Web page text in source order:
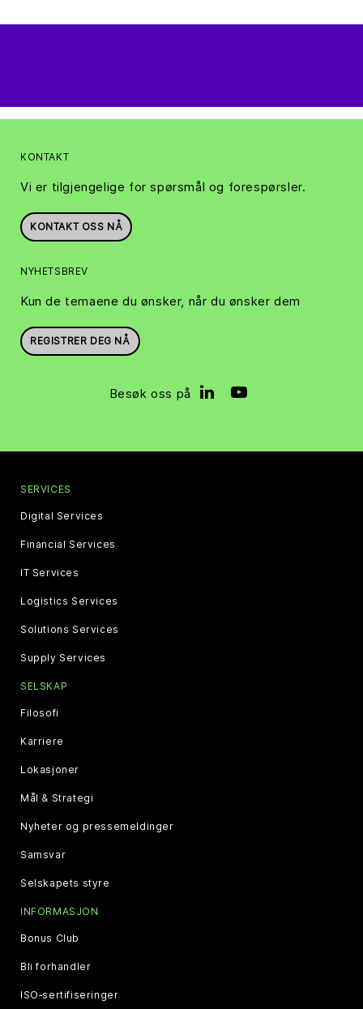
KONTAKT
Vi er tilgjengelige for spørsmål og forespørsler.
KONTAKT OSS NÅ
NYHETSBREV
Kun de temaene du ønsker, når du ønsker dem
REGISTRER DEG NÅ
Besøk oss på
SERVICES
Digital Services
Financial Services
IT Services
Logistics Services
Solutions Services
Supply Services
SELSKAP
Filosofi
Karriere
Lokasjoner
Mål & Strategi
Nyheter og pressemeldinger
Samsvar
Selskapets styre
INFORMASJON
Bonus Club
Bli forhandler
ISO‑sertifiseringer